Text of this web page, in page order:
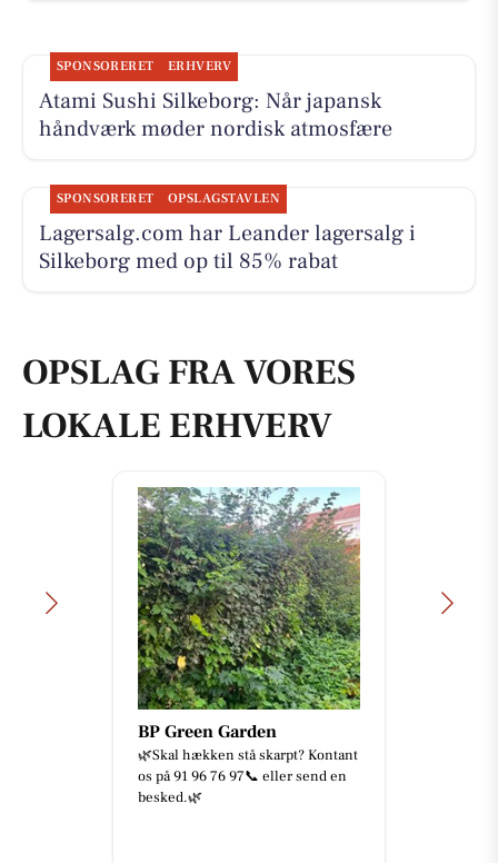
SPONSORERET ERHVERV
Atami Sushi Silkeborg: Når japansk
håndværk møder nordisk atmosfære
SPONSORERET OPSLAGSTAVLEN
Lagersalg.com har Leander lagersalg i
Silkeborg med op til 85% rabat
OPSLAG FRA VORES
LOKALE ERHVERV
BP Green Garden
🌿Skal hækken stå skarpt? Kontant
os på 91 96 76 97📞 eller send en
besked.🌿